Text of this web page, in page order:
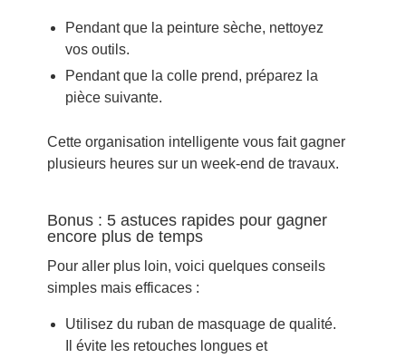
Pendant que la peinture sèche, nettoyez
vos outils.
Pendant que la colle prend, préparez la
pièce suivante.
Cette organisation intelligente vous fait gagner
plusieurs heures sur un week-end de travaux.
Bonus : 5 astuces rapides pour gagner
encore plus de temps
Pour aller plus loin, voici quelques conseils
simples mais efficaces :
Utilisez du ruban de masquage de qualité.
Il évite les retouches longues et